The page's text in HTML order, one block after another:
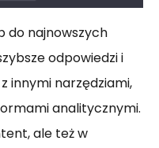
do najnowszych
odpowiedzi i
innymi narzędziami,
analitycznymi.
ale też w